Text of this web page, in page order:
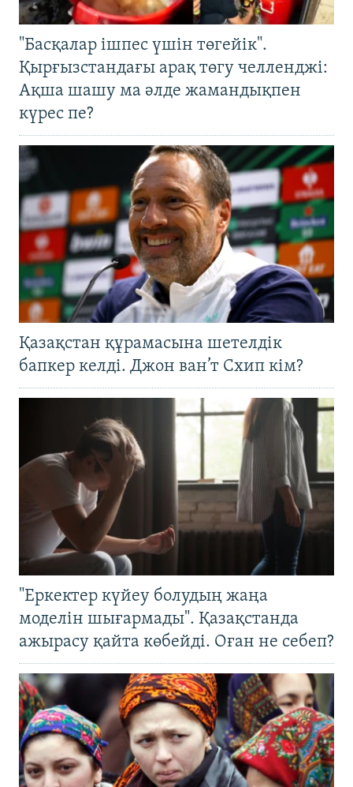
"Басқалар ішпес үшін төгейік".
Қырғызстандағы арақ төгу челленджі:
Ақша шашу ма әлде жамандықпен
күрес пе?
Қазақстан құрамасына шетелдік
бапкер келді. Джон ван’т Схип кім?
"Еркектер күйеу болудың жаңа
моделін шығармады". Қазақстанда
ажырасу қайта көбейді. Оған не себеп?